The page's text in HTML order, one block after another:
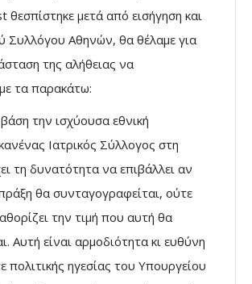
θεσπίστηκε μετά από εισήγηση και
Συλλόγου Αθηνών, θα θέλαμε για
της αλήθειας να
τα παρακάτω:
την ισχύουσα εθνική
Ιατρικός Σύλλογος στη
τη δυνατότητα να επιβάλλει αν
θα συνταγογραφείται, ούτε
την τιμή που αυτή θα
Αυτή είναι αρμοδιότητα κι ευθύνη
πολιτικής ηγεσίας του Υπουργείου